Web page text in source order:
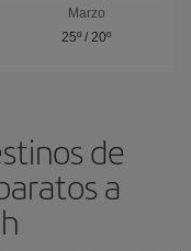
Marzo
25º /20º
de
a